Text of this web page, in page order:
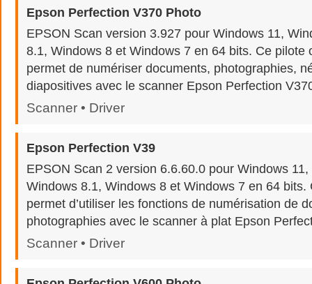
Epson Perfection V370 Photo
EPSON Scan version 3.927 pour Windows 11,
8.1, Windows 8 et Windows 7 en 64 bits. Ce pilote
permet de numériser documents, photographies,
diapositives avec le scanner Epson Perfection
Scanner • Driver
Epson Perfection V39
EPSON Scan 2 version 6.6.60.0 pour Windows
Windows 8.1, Windows 8 et Windows 7 en 64 bits.
permet d’utiliser les fonctions de numérisation de
photographies avec le scanner à plat Epson
Scanner • Driver